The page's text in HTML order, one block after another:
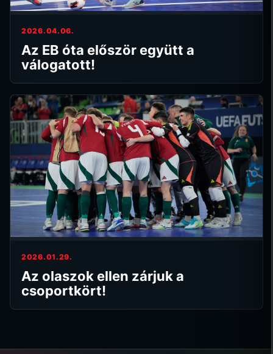
2026.04.06.
Az EB óta először együtt a
válogatott!
2026.01.29.
Az olaszok ellen zárjuk a
csoportkört!